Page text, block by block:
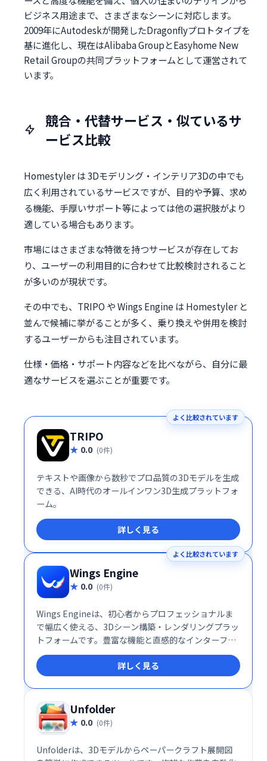
ビジネス用途まで、さまざまなシーンに対応します。
2009年にAutodeskが開発したDragonflyプロトタイプを
基に進化し、現在はAlibaba GroupとEasyhome New
Retail Groupの共同プラットフォームとして運営されて
います。
競合・代替サービス・似ているサ
ービス比較
Homestyler は 3Dモデリング・インテリア3Dの中でも
広く利用されているサービスですが、目的や予算、求め
る機能、手厚いサポート等によっては他の選択肢がより
適している場合もあります。
市場にはさまざまな特徴を持つサービスが存在してお
り、ユーザーの利用目的に合わせて比較検討されること
が多いのが現状です。
その中でも、TRIPO や Wings Engine は Homestyler と
並んで候補に挙がることが多く、乗り換えや併用を検討
するユーザーからも注目されています。
仕様・価格・サポート内容などを比べながら、自分に最
適なサービスを選ぶことが重要です。
よく比較されています
TRIPO
0.0 (0件)
テキストや画像から数秒でプロ品質の3Dモデルを生成
できる、AI時代のオールインワン3D生成プラットフォ
ーム。
詳しく見る
よく比較されています
Wings Engine
0.0 (0件)
Wings Engineは、初心者からプロフェッショナルま
で幅広く使える、3Dシーン構築・レンダリングプラッ
トフォームです。豊富な機能と直感的なインターフェ
ースで、複雑な3Dインタラクションをノーコードで実
現。製品展示や商業販売、建築計画など、様々な用途
に活用でき、高品質な3Dコンテンツを簡単に作成でき
ます。 高度な機能を備えつつ、使いやすさを追求した
Wings Engineで、あなたの創造性を自由に解き放ち
ましょう。
詳しく見る
Unfolder
0.0 (0件)
Unfolderは、3Dモデルからペーパークラフト展開図